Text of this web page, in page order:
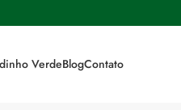
VerdeBlogContato